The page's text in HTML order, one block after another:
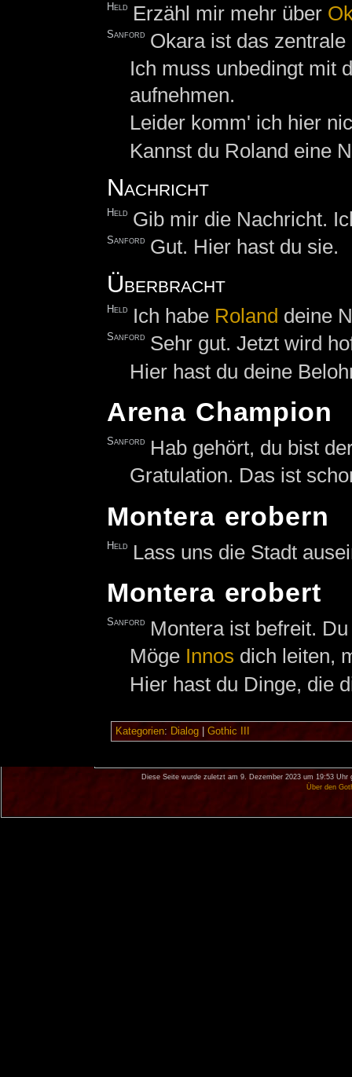
Held Erzähl mir mehr über
Sanford Okara ist das zentrale
Ich muss unbedingt mit
aufnehmen.
Leider komm' ich hier
Kannst du Roland eine
Nachricht
Held Gib mir die Nachricht.
Sanford Gut. Hier hast du sie.
Überbracht
Held Ich habe Roland deine
Sanford Sehr gut. Jetzt wird
Hier hast du deine
Arena Champion
Sanford
Hab gehört, du bist
Gratulation. Das ist
Montera erobern
Held Lass uns die Stadt
Montera erobert
Sanford
Montera ist befreit.
Möge Innos dich leiten,
Hier hast du Dinge, die
Kategorien: Dialog| Gothic III
Diese Seite wurde zuletzt am 9. Dezember 2023 um 19:53 Uhr
Über den